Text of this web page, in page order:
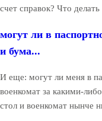
счет справок? Что
могут ли в
и бума...
И еще: могут ли меня в
военкомат за какими-
стол и военкомат нынче